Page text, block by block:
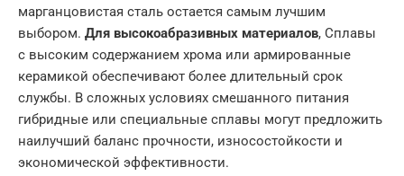
марганцовистая сталь остается самым лучшим
выбором. Для высокоабразивных материалов, Сплавы
с высоким содержанием хрома или армированные
керамикой обеспечивают более длительный срок
службы. В сложных условиях смешанного питания
гибридные или специальные сплавы могут предложить
наилучший баланс прочности, износостойкости и
экономической эффективности.